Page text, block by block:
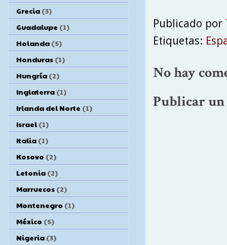
Publicado por
Etiquetas:
No hay
Publicar
Grecia (3)
Guadalupe (1)
Holanda (5)
Honduras (1)
Hungría (2)
Inglaterra (1)
Irlanda del Norte (1)
Israel (1)
Italia (1)
Kosovo (2)
Letonia (2)
Marruecos (2)
Montenegro (1)
México (5)
Nigeria (3)